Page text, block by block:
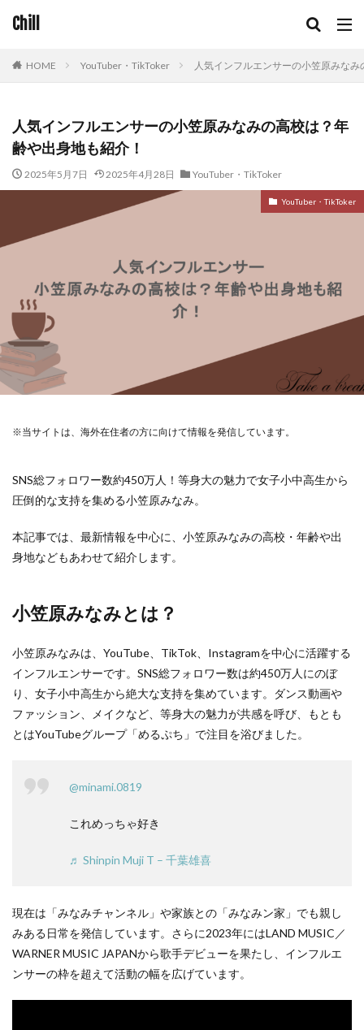
Chill
HOME YouTuber・TikToker 人気インフルエンサーの小笠原みな
人気インフルエンサーの小笠原みなみの高校は？年
齢や出身地も紹介！
2025年5月7日 2025年4月28日 YouTuber・TikToker
YouTuber・TikToker
※当サイトは、海外在住者の方に向けて情報を発信しています。
SNS総フォロワー数約450万人！等身大の魅力で女子小中高生から
圧倒的な支持を集める小笠原みなみ。
本記事では、最新情報を中心に、小笠原みなみの高校・年齢や出
身地などもあわせて紹介します。
小笠原みなみとは？
小笠原みなみは、YouTube、TikTok、Instagramを中心に活躍する
インフルエンサーです。SNS総フォロワー数は約450万人にのぼ
り、女子小中高生から絶大な支持を集めています。ダンス動画や
ファッション、メイクなど、等身大の魅力が共感を呼び、もとも
とはYouTubeグループ「めるぷち」で注目を浴びました。
@minami.0819
これめっちゃ好き
♬ Shinpin Muji T – 千葉雄喜
現在は「みなみチャンネル」や家族との「みなみン家」でも親し
みある日常を発信しています。さらに2023年にはLAND MUSIC／
WARNER MUSIC JAPANから歌手デビューを果たし、インフルエ
ンサーの枠を超えて活動の幅を広げています。